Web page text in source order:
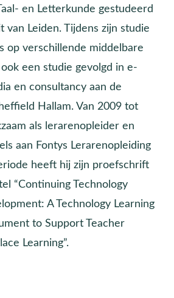
en Letterkunde gestudeerd
van Leiden. Tijdens zijn studie
op verschillende middelbare
een studie gevolgd in e-
en consultancy aan de
Hallam. Van 2009 tot
als lerarenopleider en
aan Fontys Lerarenopleiding
heeft hij zijn proefschrift
“Continuing Technology
A Technology Learning
to Support Teacher
Learning”.